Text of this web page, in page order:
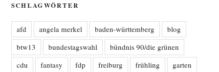
SCHLAGWÖRTER
afd angela merkel baden-württemberg
blog
btw13
bundestagswahl
bündnis 90/die grünen
cdu
fantasy fdp freiburg frühling
garten